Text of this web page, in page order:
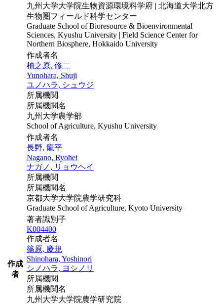
作成
者
九州大学大学院生物資源環境科学府 | 北海道大学北方
生物圏フィールド科学センター
Graduate School of Bioresource & Bioenvironmental
Sciences, Kyushu University | Field Science Center for
Northern Biosphere, Hokkaido University
作成者名
柚之原, 修二
Yunohara, Shuji
ユノハラ, シュウジ
所属機関
所属機関名
九州大学農学部
School of Agriculture, Kyushu University
作成者名
長野, 龍平
Nagano, Ryohei
ナガノ, リョウヘイ
所属機関
所属機関名
京都大学大学院農学研究科
Graduate School of Agriculture, Kyoto University
著者識別子
K004400
作成者名
篠原, 慶規
Shinohara, Yoshinori
シノハラ, ヨシノリ
所属機関
所属機関名
九州大学大学院農学研究院